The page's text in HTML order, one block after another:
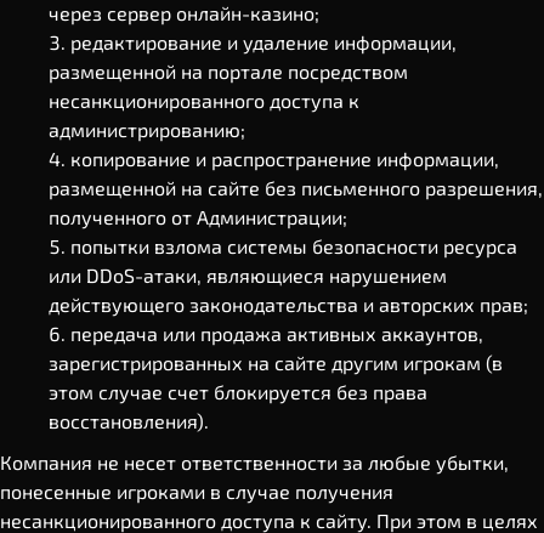
через сервер онлайн-казино;
редактирование и удаление информации,
размещенной на портале посредством
несанкционированного доступа к
администрированию;
копирование и распространение информации,
размещенной на сайте без письменного разрешения,
полученного от Администрации;
попытки взлома системы безопасности ресурса
или DDoS-атаки, являющиеся нарушением
действующего законодательства и авторских прав;
передача или продажа активных аккаунтов,
зарегистрированных на сайте другим игрокам (в
этом случае счет блокируется без права
восстановления).
Компания не несет ответственности за любые убытки,
понесенные игроками в случае получения
несанкционированного доступа к сайту. При этом в целях